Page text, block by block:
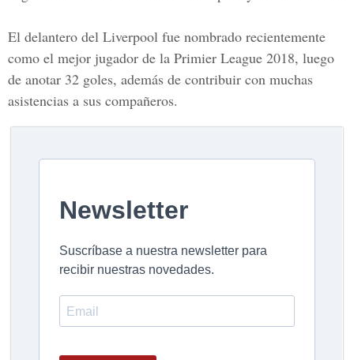
El delantero del Liverpool fue nombrado recientemente
como el mejor jugador de la Primier League 2018, luego
de anotar 32 goles, además de contribuir con muchas
asistencias a sus compañeros.